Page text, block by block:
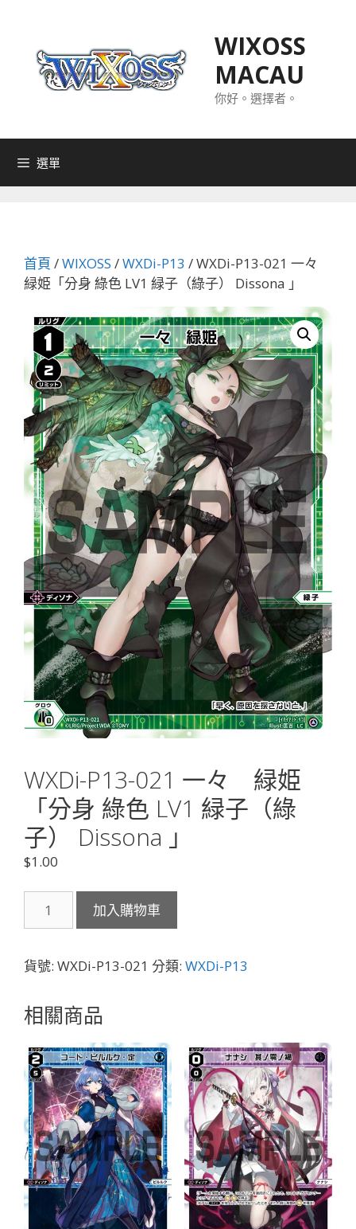
WIXOSS
MACAU
你好。選擇者。
選單
首頁 /WIXOSS /WXDi-P13 / WXDi-P13-021 一々
緑姫「分身 綠色 LV1 緑子（綠子） Dissona 」
WXDi-P13-021 一々 緑姫
「分身 綠色 LV1 緑子（綠
子） Dissona 」
$1.00
P13-
一々
「分
綠
色
LV1
緑
子
（綠
子）
Dissona
加入購物車
貨號: WXDi-P13-021 分類: WXDi-P13
相關商品